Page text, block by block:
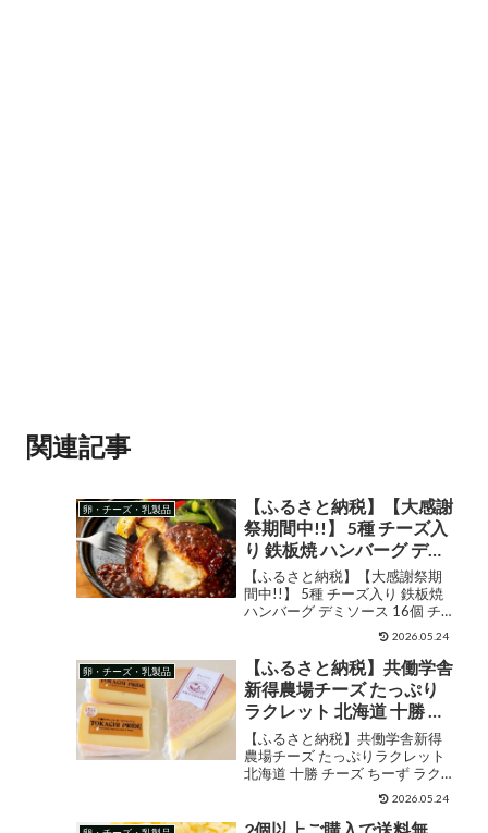
関連記事
卵・チーズ・乳製品
【ふるさと納税】【大感謝
祭期間中!!】 5種 チーズ入
り 鉄板焼 ハンバーグ デミ
ソース 16個 チーズイン チ
ーズ 温めるだけ 小分け 大
容量 飯塚市 肉 牛 豚 合い挽
き 人気 手軽 簡単調理 累計
100万個突破【A-530】
【ふるさと納税】【大感謝祭期
間中!!】 5種 チーズ入り 鉄板焼
ハンバーグ デミソース 16個 チー
ズイン チーズ 温めるだけ 小分け
大容量 飯塚市 肉 牛 豚 合い挽き
人気 手軽 簡単調理 累計100万個
突破【A-530】 販売価格...
2026.05.24
卵・チーズ・乳製品
【ふるさと納税】共働学舎
新得農場チーズ たっぷり
ラクレット 北海道 十勝 チ
ーズ ちーず ラクレット ラ
クレットチーズ 食べ比べ
乳製品 生乳 国産 新得町 送
料無料 【F-1701】
【ふるさと納税】共働学舎新得
農場チーズ たっぷりラクレット
北海道 十勝 チーズ ちーず ラクレ
ット ラクレットチーズ 食べ比べ
乳製品 生乳 国産 新得町 送料無料
【F-1701】 販売価格¥17,000シ
2026.05.24